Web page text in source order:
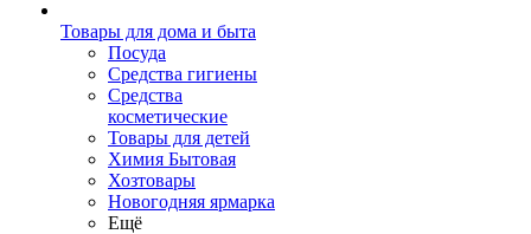
Товары для дома и быта
Посуда
Средства гигиены
Средства
косметические
Товары для детей
Химия Бытовая
Хозтовары
Новогодняя ярмарка
Ещё